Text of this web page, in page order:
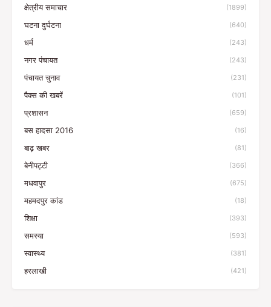
क्षेत्रीय समाचार (1899)
घटना दुर्घटना (640)
धर्म (243)
नगर पंचायत (243)
पंचायत चुनाव (231)
पैक्स की खबरें (101)
प्रशासन (659)
बस हादसा 2016 (16)
बाढ़ खबर (81)
बेनीपट्टी (366)
मधवापुर (675)
महमदपुर कांड (18)
शिक्षा (393)
समस्या (593)
स्वास्थ्य (381)
हरलाखी (421)